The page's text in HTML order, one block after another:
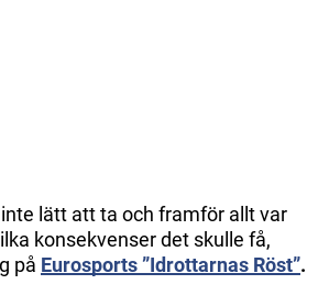
lätt att ta och framför allt var
konsekvenser det skulle få,
på Eurosports ”Idrottarnas Röst”.